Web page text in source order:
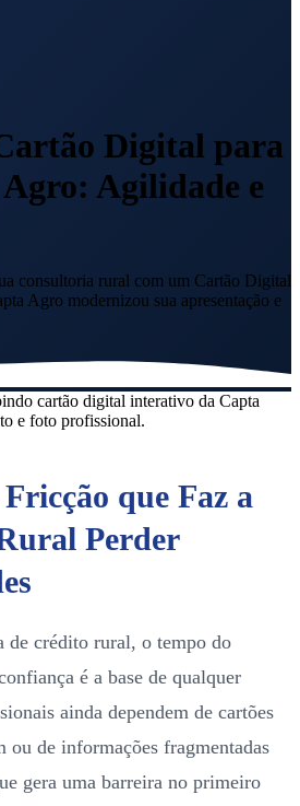
Digital para
Agilidade e
consultoria rural com um Cartão Digital
Agro modernizou sua apresentação e
que Faz a
Perder
de crédito rural, o tempo do
é a base de qualquer
ainda dependem de cartões
ou de informações fragmentadas
gera uma barreira no primeiro